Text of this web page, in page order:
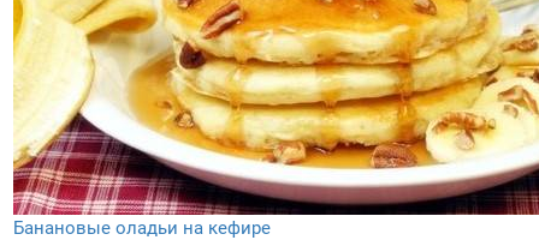
Банановые оладьи на кефире